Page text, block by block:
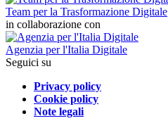
Team per la Trasformazione Digitale
in collaborazione con
Agenzia per l'Italia Digitale
Seguici su
Privacy policy
Cookie policy
Note legali